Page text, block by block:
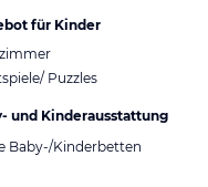
für Kinder
Puzzles
und Kinderausstattung
Baby-/Kinderbetten